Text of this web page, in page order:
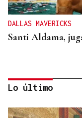
DALLAS MAVERICKS
Santi Aldama,
Lo último